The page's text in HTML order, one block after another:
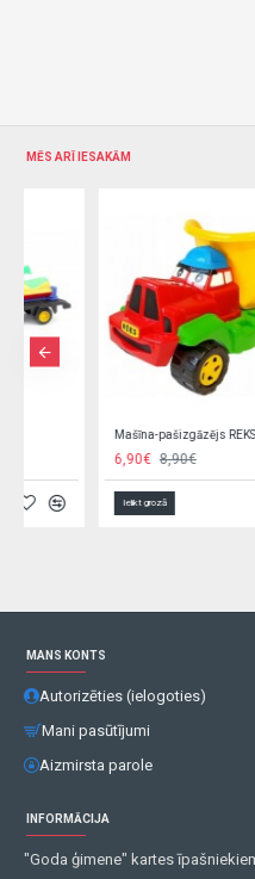
MĒS ARĪ IESAKĀM
Mašīna-pašizgāzējs REKS 39 cm (268)
8,90€
Ielikt grozā
MANS KONTS
Autorizēties (ielogoties)
Mani pasūtījumi
Aizmirsta parole
INFORMĀCIJA
"Goda ģimene" kartes